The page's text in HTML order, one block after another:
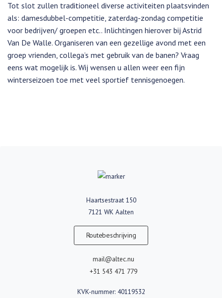
Tot slot zullen traditioneel diverse activiteiten plaatsvinden
als: damesdubbel-competitie, zaterdag-zondag competitie
voor bedrijven/ groepen etc.. Inlichtingen hierover bij Astrid
Van De Walle. Organiseren van een gezellige avond met een
groep vrienden, collega’s met gebruik van de banen? Vraag
eens wat mogelijk is. Wij wensen u allen weer een fijn
winterseizoen toe met veel sportief tennisgenoegen.
Haartsestraat 150
7121 WK Aalten
Routebeschrijving
mail@altec.nu
+31 543 471 779
KVK-nummer: 40119532